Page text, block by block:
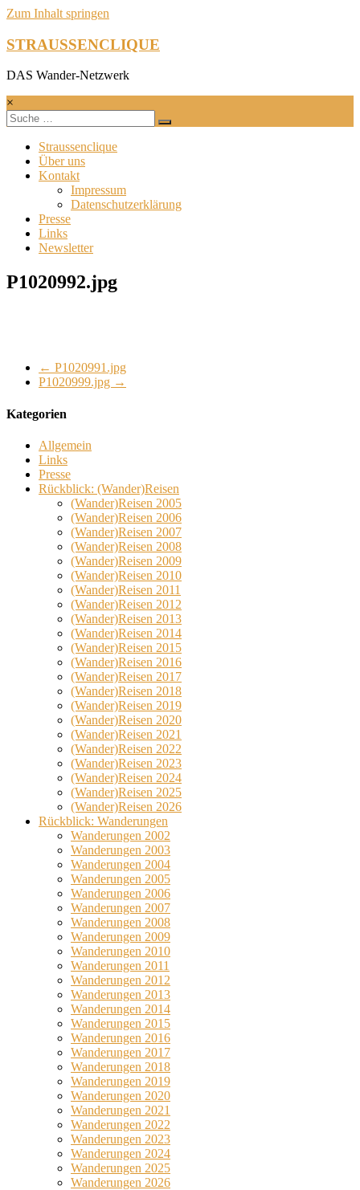
Zum Inhalt springen
STRAUSSENCLIQUE
DAS Wander-Netzwerk
×
Straussenclique
Über uns
Kontakt
Impressum
Datenschutzerklärung
Presse
Links
Newsletter
P1020992.jpg
← P1020991.jpg
P1020999.jpg →
Kategorien
Allgemein
Links
Presse
Rückblick: (Wander)Reisen
(Wander)Reisen 2005
(Wander)Reisen 2006
(Wander)Reisen 2007
(Wander)Reisen 2008
(Wander)Reisen 2009
(Wander)Reisen 2010
(Wander)Reisen 2011
(Wander)Reisen 2012
(Wander)Reisen 2013
(Wander)Reisen 2014
(Wander)Reisen 2015
(Wander)Reisen 2016
(Wander)Reisen 2017
(Wander)Reisen 2018
(Wander)Reisen 2019
(Wander)Reisen 2020
(Wander)Reisen 2021
(Wander)Reisen 2022
(Wander)Reisen 2023
(Wander)Reisen 2024
(Wander)Reisen 2025
(Wander)Reisen 2026
Rückblick: Wanderungen
Wanderungen 2002
Wanderungen 2003
Wanderungen 2004
Wanderungen 2005
Wanderungen 2006
Wanderungen 2007
Wanderungen 2008
Wanderungen 2009
Wanderungen 2010
Wanderungen 2011
Wanderungen 2012
Wanderungen 2013
Wanderungen 2014
Wanderungen 2015
Wanderungen 2016
Wanderungen 2017
Wanderungen 2018
Wanderungen 2019
Wanderungen 2020
Wanderungen 2021
Wanderungen 2022
Wanderungen 2023
Wanderungen 2024
Wanderungen 2025
Wanderungen 2026